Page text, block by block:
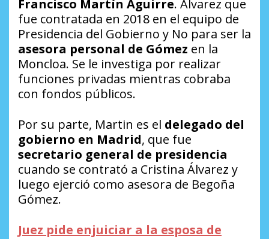
Francisco Martín Aguirre. Álvarez que
fue contratada en 2018 en el equipo de
Presidencia del Gobierno y No para ser la
asesora personal de Gómez en la
Moncloa. Se le investiga por realizar
funciones privadas mientras cobraba
con fondos públicos.
Por su parte, Martin es el delegado del
gobierno en Madrid, que fue
secretario general de presidencia
cuando se contrató a Cristina Álvarez y
luego ejerció como asesora de Begoña
Gómez.
Juez pide enjuiciar a la esposa de